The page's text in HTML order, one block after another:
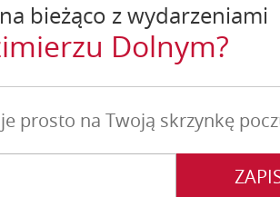
bieżąco z wydarzeniami
Dolnym?
prosto na Twoją skrzynkę